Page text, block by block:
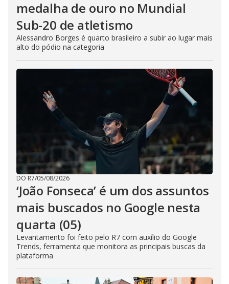
medalha de ouro no Mundial
Sub-20 de atletismo
Alessandro Borges é quarto brasileiro a subir ao lugar mais
alto do pódio na categoria
DO R7/05/08/2026
‘João Fonseca’ é um dos assuntos
mais buscados no Google nesta
quarta (05)
Levantamento foi feito pelo R7 com auxílio do Google
Trends, ferramenta que monitora as principais buscas da
plataforma